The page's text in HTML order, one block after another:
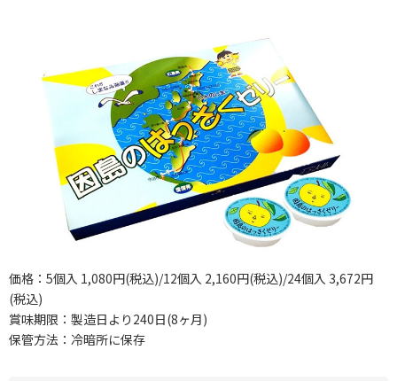
価格：5個入 1,080円(税込)/12個入 2,160円(税込)/24個入 3,672円
(税込)
賞味期限：製造日より240日(8ヶ月)
保管方法：冷暗所に保存